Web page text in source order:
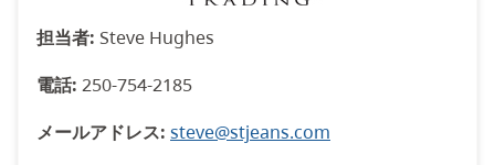
担当者: Steve Hughes
電話: 250-754-2185
メールアドレス: steve@stjeans.com